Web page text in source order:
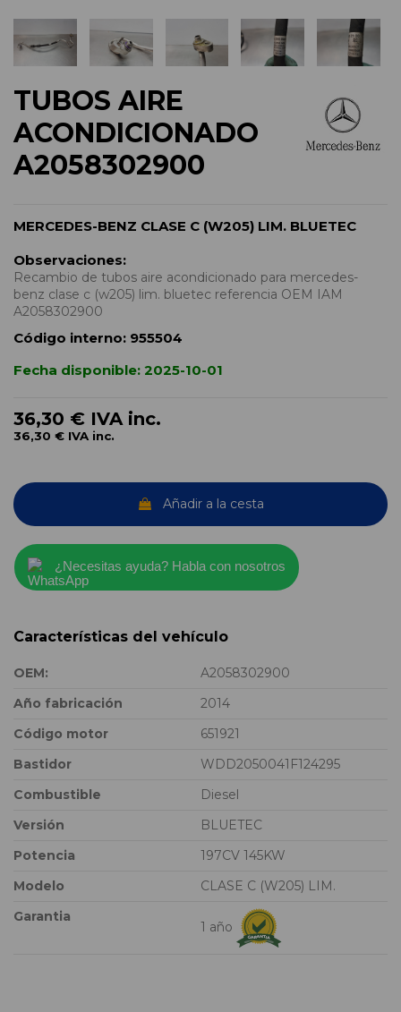
TUBOS AIRE
ACONDICIONADO
A2058302900
MERCEDES-BENZ CLASE C (W205) LIM. BLUETEC
Observaciones:
Recambio de tubos aire acondicionado para mercedes-
benz clase c (w205) lim. bluetec referencia OEM IAM
A2058302900
Código interno: 955504
Fecha disponible: 2025-10-01
36,30 € IVA inc.
36,30 € IVA inc.
Añadir a la cesta
¿Necesitas ayuda? Habla con nosotros
Características del vehículo
OEM:
A2058302900
Año fabricación
2014
Código motor
651921
Bastidor
WDD2050041F124295
Combustible
Diesel
Versión
BLUETEC
Potencia
197CV 145KW
Modelo
CLASE C (W205) LIM.
Garantia
1 año